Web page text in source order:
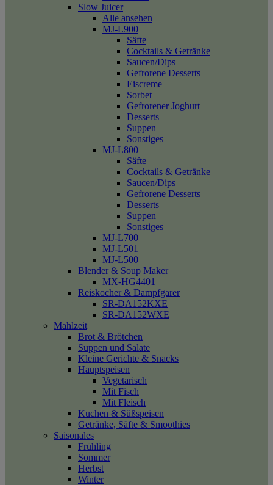
Slow Juicer
Alle ansehen
MJ-L900
Säfte
Cocktails & Getränke
Saucen/Dips
Gefrorene Desserts
Eiscreme
Sorbet
Gefrorener Joghurt
Desserts
Suppen
Sonstiges
MJ-L800
Säfte
Cocktails & Getränke
Saucen/Dips
Gefrorene Desserts
Desserts
Suppen
Sonstiges
MJ-L700
MJ-L501
MJ-L500
Blender & Soup Maker
MX-HG4401
Reiskocher & Dampfgarer
SR-DA152KXE
SR-DA152WXE
Mahlzeit
Brot & Brötchen
Suppen und Salate
Kleine Gerichte & Snacks
Hauptspeisen
Vegetarisch
Mit Fisch
Mit Fleisch
Kuchen & Süßspeisen
Getränke, Säfte & Smoothies
Saisonales
Frühling
Sommer
Herbst
Winter